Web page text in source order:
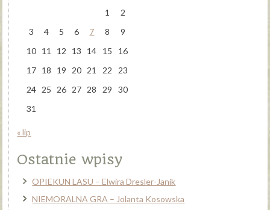
1
2
3
4 5 6 7 8
9
10 11 12 13 14 15
16
17 18 19 20 21 22
23
24 25 26 27 28 29
30
31
« lip
Ostatnie wpisy
OPIEKUN LASU – Elwira Dresler-Janik
NIEMORALNA GRA – Jolanta Kosowska